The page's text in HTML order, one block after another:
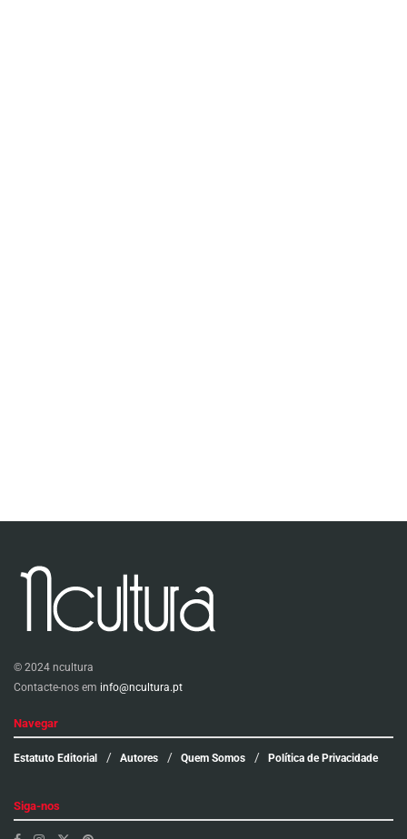
© 2024 ncultura
Contacte-nos em info@ncultura.pt
Navegar
Estatuto Editorial Autores Quem Somos Política de Privacidade
Siga-nos